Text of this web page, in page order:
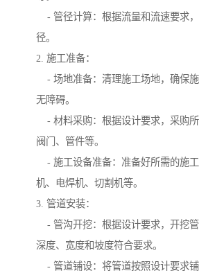
- 管径计算：根据流量和流速要求
径。
2. 施工准备：
- 场地准备：清理施工场地，确保
无障碍。
- 材料采购：根据设计要求，采购所
阀门、管件等。
- 施工设备准备：准备好所需的施
机、电焊机、切割机等。
3. 管道安装：
- 管沟开挖：根据设计要求，开挖
深度、宽度和坡度符合要求。
- 管道铺设：将管道按照设计要求